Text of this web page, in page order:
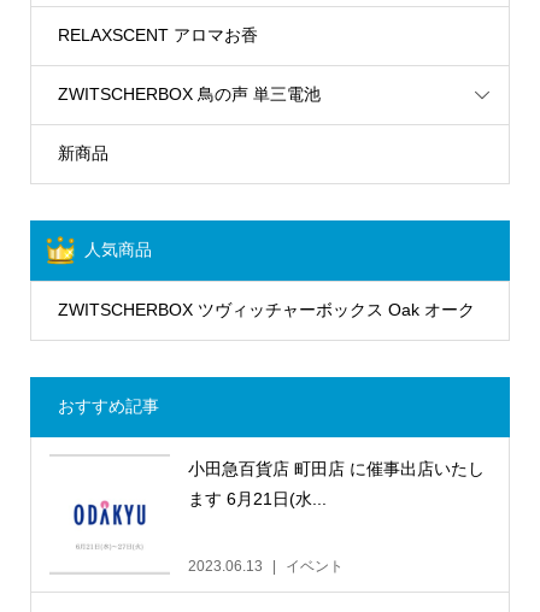
RELAXSCENT アロマお香
ZWITSCHERBOX 鳥の声 単三電池
新商品
人気商品
ZWITSCHERBOX ツヴィッチャーボックス Oak オーク
おすすめ記事
小田急百貨店 町田店 に催事出店いたし
ます 6月21日(水...
2023.06.13 イベント